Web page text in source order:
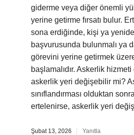
giderme veya diğer önemli
yerine getirme fırsatı bulur.
sona erdiğinde, kişi ya
başvurusunda bulunmalı ya
görevini yerine getirmek
başlamalıdır. Askerlik
askerlik yeri değişebilir mi?
sınıflandırması olduktan
ertelenirse, askerlik yeri
Şubat 13, 2026 Yanıtla